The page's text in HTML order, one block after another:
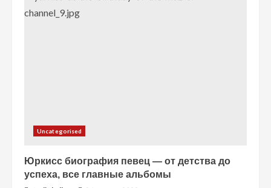
е
Uncategorised
Юркисс биография певец — от детства до
успеха, все главные альбомы